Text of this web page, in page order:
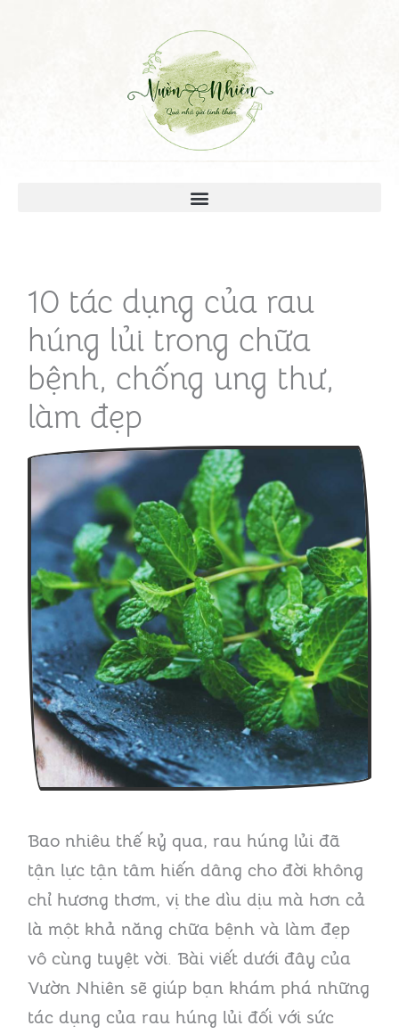
10 tác dụng của rau
húng lủi trong chữa
bệnh, chống ung thư,
làm đẹp
Bao nhiêu thế kỷ qua, rau húng lủi đã
tận lực tận tâm hiến dâng cho đời không
chỉ hương thơm, vị the dìu dịu mà hơn cả
là một khả năng chữa bệnh và làm đẹp
vô cùng tuyệt vời. Bài viết dưới đây của
Vườn Nhiên sẽ giúp bạn khám phá những
tác dụng của rau húng lủi đối với sức